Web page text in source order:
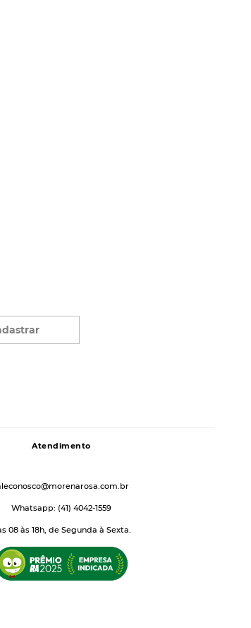
Atendimento
Whatsapp: (41) 4042-1559
08 às 18h, de Segunda à Sexta.